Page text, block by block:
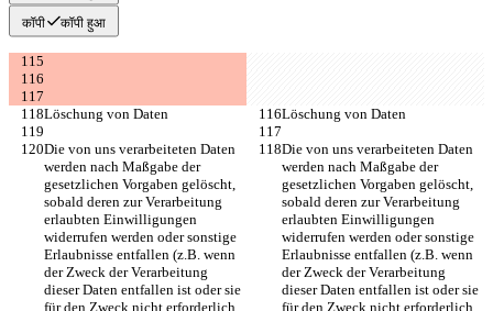
कॉपी कॉपी हुआ
Löschung von Daten Löschung von Daten
Die von uns verarbeiteten Daten
werden nach Maßgabe der
gesetzlichen Vorgaben gelöscht,
sobald deren zur Verarbeitung
erlaubten Einwilligungen
widerrufen werden oder sonstige
Erlaubnisse entfallen (z.B. wenn
der Zweck der Verarbeitung
dieser Daten entfallen ist oder sie
für den Zweck nicht erforderlich
Die von uns verarbeiteten Daten
werden nach Maßgabe der
gesetzlichen Vorgaben gelöscht,
sobald deren zur Verarbeitung
erlaubten Einwilligungen
widerrufen werden oder sonstige
Erlaubnisse entfallen (z.B. wenn
der Zweck der Verarbeitung
dieser Daten entfallen ist oder sie
für den Zweck nicht erforderlich